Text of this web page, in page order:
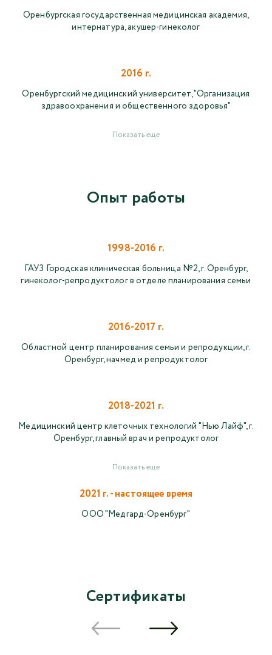
Оренбургская государственная медицинская академия,
интернатура, акушер-гинеколог
2016 г.
Оренбургский медицинский университет, "Организация
здравоохранения и общественного здоровья"
Показать еще
Опыт работы
1998-2016 г.
ГАУЗ Городская клиническая больница №2, г. Оренбург,
гинеколог-репродуктолог в отделе планирования семьи
2016-2017 г.
Областной центр планирования семьи и репродукции, г.
Оренбург, начмед и репродуктолог
2018-2021 г.
Медицинский центр клеточных технологий "Нью Лайф", г.
Оренбург, главный врач и репродуктолог
Показать еще
2021 г. - настоящее время
ООО "Медгард-Оренбург"
Сертификаты